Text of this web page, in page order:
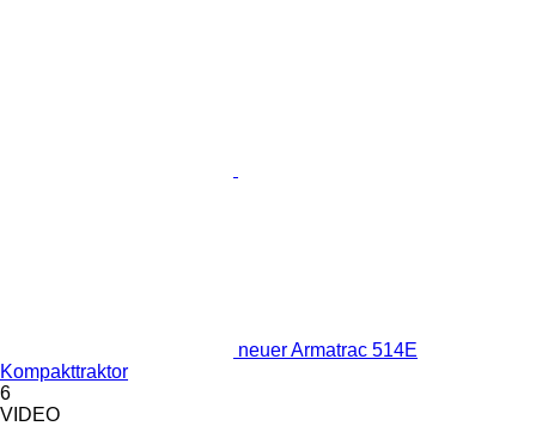
neuer Armatrac 514E
Kompakttraktor
6
VIDEO